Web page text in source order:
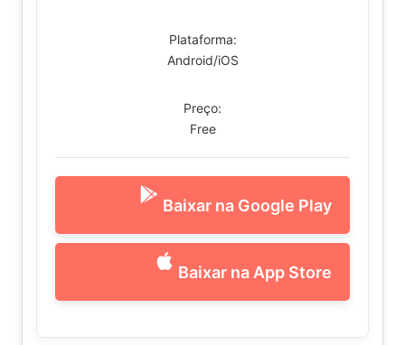
Plataforma:
Android/iOS
Preço:
Free
Baixar na Google Play
Baixar na App Store